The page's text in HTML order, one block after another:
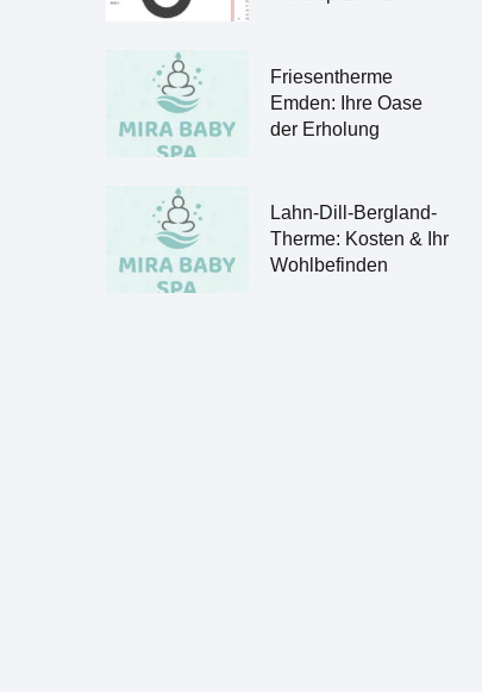
Friesentherme
Emden: Ihre Oase
der Erholung
Lahn-Dill-Bergland-
Therme: Kosten & Ihr
Wohlbefinden